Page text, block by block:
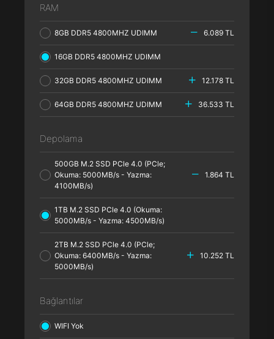
RAM
8GB DDR5 4800MHZ UDIMM 6.089 TL
16GB DDR5 4800MHZ UDIMM
32GB DDR5 4800MHZ UDIMM 12.178 TL
64GB DDR5 4800MHZ UDIMM 36.533 TL
Depolama
500GB M.2 SSD PCle 4.0 (PCle;
Okuma: 5000MB/s - Yazma:
4100MB/s)
1.864 TL
1TB M.2 SSD PCle 4.0 (Okuma:
5000MB/s - Yazma: 4500MB/s)
2TB M.2 SSD PCle 4.0 (PCle;
Okuma: 6400MB/s - Yazma:
5000MB/s)
10.252 TL
Bağlantılar
WIFI Yok